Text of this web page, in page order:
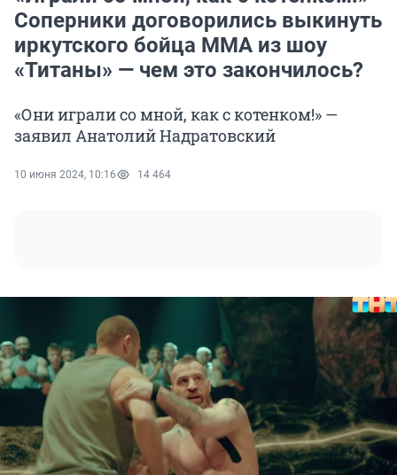
Соперники договорились выкинуть
иркутского бойца ММА из шоу
«Титаны» — чем это закончилось?
«Они играли со мной, как с котенком!» —
заявил Анатолий Надратовский
10 июня 2024, 10:16 14 464